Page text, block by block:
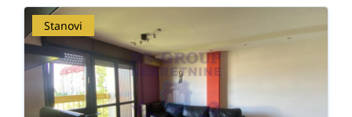
Stanovi